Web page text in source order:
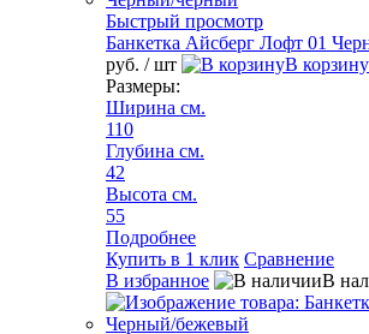
Быстрый просмотр
Банкетка Айсберг Лофт 01
руб. / шт
В корзину
Размеры:
Ширина см.
110
Глубина см.
42
Высота см.
55
Подробнее
Купить в 1 клик Сравнение
В избранное
В